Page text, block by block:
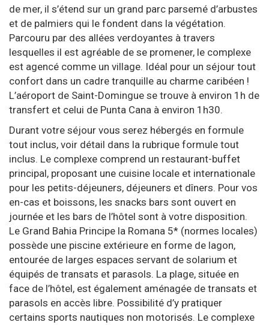
de mer, il s’étend sur un grand parc parsemé d’arbustes
et de palmiers qui le fondent dans la végétation.
Parcouru par des allées verdoyantes à travers
lesquelles il est agréable de se promener, le complexe
est agencé comme un village. Idéal pour un séjour tout
confort dans un cadre tranquille au charme caribéen !
L’aéroport de Saint-Domingue se trouve à environ 1h de
transfert et celui de Punta Cana à environ 1h30.
Durant votre séjour vous serez hébergés en formule
tout inclus, voir détail dans la rubrique formule tout
inclus. Le complexe comprend un restaurant-buffet
principal, proposant une cuisine locale et internationale
pour les petits-déjeuners, déjeuners et dîners. Pour vos
en-cas et boissons, les snacks bars sont ouvert en
journée et les bars de l’hôtel sont à votre disposition.
Le Grand Bahia Principe la Romana 5* (normes locales)
possède une piscine extérieure en forme de lagon,
entourée de larges espaces servant de solarium et
équipés de transats et parasols. La plage, située en
face de l’hôtel, est également aménagée de transats et
parasols en accès libre. Possibilité d’y pratiquer
certains sports nautiques non motorisés. Le complexe